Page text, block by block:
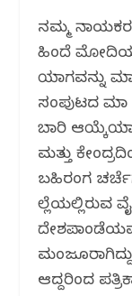
ನಮ್ಮ
ಹಿಂದೆ
ಯಾಗವನ್ನು
ಸಂಪುಟದ
ಬಾರಿ
ಮತ್ತು
ಬಹಿರಂಗ
ಜಿಲ್ಲೆಯಲ್ಲಿರುವ
ಮಂಜೂರಾಗಿದ್ದು
ಆದ್ದರಿಂದ